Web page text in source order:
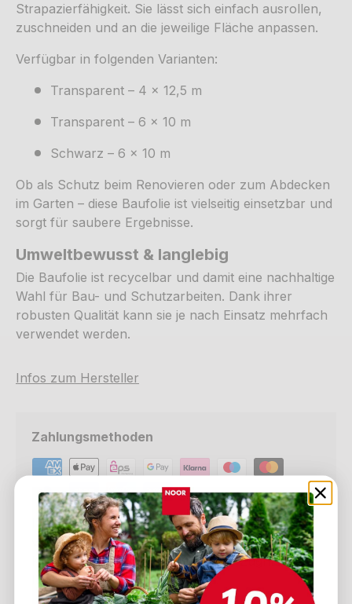
Strapazierfähigkeit. Sie lässt sich einfach ausrollen,
zuschneiden und an die jeweilige Fläche anpassen.
Verfügbar in folgenden Varianten:
Transparent – 4 x 12,5 m
Transparent – 6 x 10 m
Schwarz – 6 x 10 m
Ob als Schutz beim Renovieren oder zum Abdecken
im Garten – diese Baufolie ist vielseitig einsetzbar und
sorgt für saubere Ergebnisse.
Umweltbewusst & langlebig
Die Baufolie ist recycelbar und damit eine nachhaltige
Wahl für Bau- und Schutzarbeiten. Dank ihrer
robusten Qualität kann sie je nach Einsatz mehrfach
verwendet werden.
Infos zum Hersteller
Zahlungsmethoden
Ihre Zahlungsinformationen werden sicher
verarbeitet. Wir speichern weder
Kreditkartendaten noch haben wir Zugriff auf
Ihre Kreditkarteninformationen.